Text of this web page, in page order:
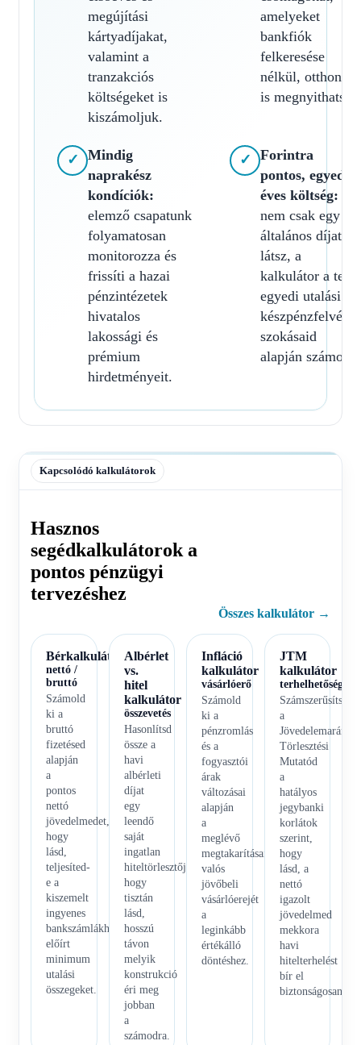
megújítási
kártyadíjakat,
valamint a
tranzakciós
költségeket is
kiszámoljuk.
amelyeket
bankfiók
felkeresése
nélkül, otthonról
is megnyithatsz.
✓
Mindig
naprakész
kondíciók:
elemző csapatunk
folyamatosan
monitorozza és
frissíti a hazai
pénzintézetek
hivatalos
lakossági és
prémium
hirdetményeit.
✓
Forintra
pontos, egyedi
éves költség:
nem csak egy
általános díjat
látsz, a
kalkulátor a te
egyedi utalási és
készpénzfelvételi
szokásaid
alapján számol.
Kapcsolódó kalkulátorok
Hasznos
segédkalkulátorok a
pontos pénzügyi
tervezéshez
Összes kalkulátor →
Bérkalkulátor
nettó /
bruttó
Számold
ki a
bruttó
fizetésed
alapján
a
pontos
nettó
jövedelmedet,
hogy
lásd,
teljesíted-
e a
kiszemelt
ingyenes
bankszámlákhoz
előírt
minimum
utalási
összegeket.
Albérlet
vs.
hitel
kalkulátor
összevetés
Hasonlítsd
össze a
havi
albérleti
díjat
egy
leendő
saját
ingatlan
hiteltörlesztőjével,
hogy
tisztán
lásd,
hosszú
távon
melyik
konstrukció
éri meg
jobban
a
számodra.
Infláció
kalkulátor
vásárlóerő
Számold
ki a
pénzromlás
és a
fogyasztói
árak
változásai
alapján
a
meglévő
megtakarításaid
valós
jövőbeli
vásárlóerejét
a
leginkább
értékálló
döntéshez.
JTM
kalkulátor
terhelhetőség
Számszerűsítsd
a
Jövedelemarányos
Törlesztési
Mutatód
a
hatályos
jegybanki
korlátok
szerint,
hogy
lásd, a
nettó
igazolt
jövedelmed
mekkora
havi
hitelterhelést
bír el
biztonságosan.